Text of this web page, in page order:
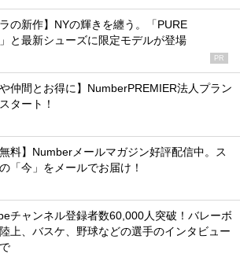
ラの新作】NYの輝きを纏う。「PURE
と最新シューズに限定モデルが登場
PR
や仲間とお得に】NumberPREMIER法人プラン
タート！
無料】Numberメールマガジン好評配信中。ス
「今」をメールでお届け！
チャンネル登録者数60,000人突破！バレーボ
上、バスケ、野球などの選手のインタビュー